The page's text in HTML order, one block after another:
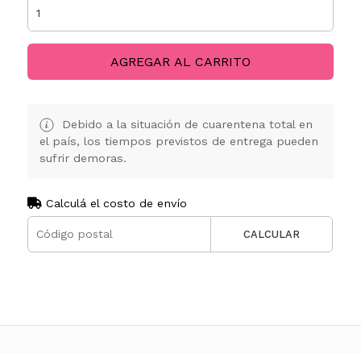
AGREGAR AL CARRITO
Debido a la situación de cuarentena total en
el país, los tiempos previstos de entrega pueden
sufrir demoras.
Calculá el costo de envío
CALCULAR